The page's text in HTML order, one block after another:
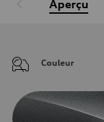
Aperçu
Couleur